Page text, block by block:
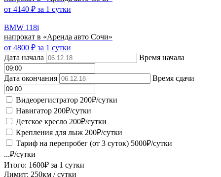
от 4140 ₽ за 1 сутки
BMW 118i
напрокат в «Аренда авто Сочи»
от 4800 ₽ за 1 сутки
Дата начала
Время начала
Дата окончания Время сдачи
Видеорегистратор 200₽/сутки
Навигатор 200₽/сутки
Детское кресло 200₽/сутки
Крепления для лыж 200₽/сутки
Тариф на перепробег (от 3 суток) 5000₽/сутки
...₽/сутки
Итого: 1600₽ за 1 сутки
Лимит: 250км / сутки